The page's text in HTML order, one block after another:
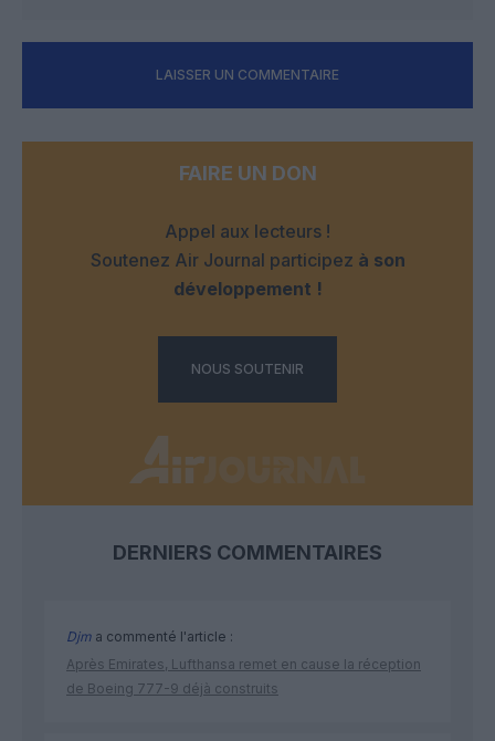
LAISSER UN COMMENTAIRE
FAIRE UN DON
Appel aux lecteurs !
Soutenez Air Journal participez à son
développement !
NOUS SOUTENIR
DERNIERS COMMENTAIRES
Djm a commenté l'article :
Après Emirates, Lufthansa remet en cause la réception
de Boeing 777-9 déjà construits